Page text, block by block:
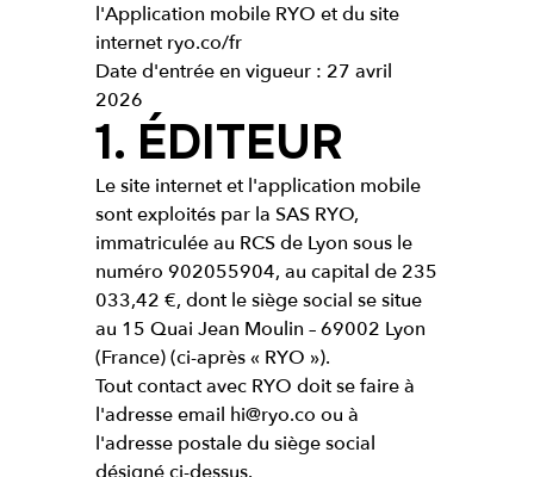
l'Application mobile RYO et du site
internet ryo.co/fr
Date d'entrée en vigueur : 27 avril
2026
1. ÉDITEUR
Le site internet et l'application mobile
sont exploités par la SAS RYO,
immatriculée au RCS de Lyon sous le
numéro 902055904, au capital de 235
033,42 €, dont le siège social se situe
au 15 Quai Jean Moulin – 69002 Lyon
(France) (ci-après « RYO »).
Tout contact avec RYO doit se faire à
l'adresse email hi@ryo.co ou à
l'adresse postale du siège social